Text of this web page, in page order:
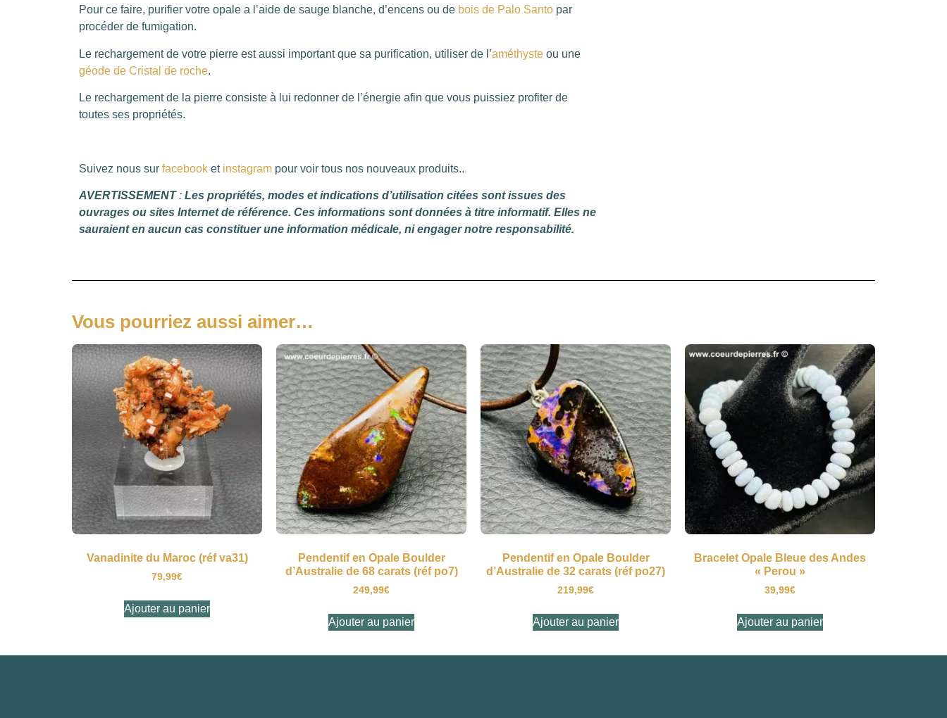
Pour ce faire, purifier votre opale a l’aide de sauge blanche, d’encens ou de bois de Palo Santo par
procéder de fumigation.
Le rechargement de votre pierre est aussi important que sa purification, utiliser de l’améthyste ou une
géode de Cristal de roche.
Le rechargement de la pierre consiste à lui redonner de l’énergie afin que vous puissiez profiter de
toutes ses propriétés.
Suivez nous sur facebook et instagram pour voir tous nos nouveaux produits..
AVERTISSEMENT: Les propriétés, modes et indications d’utilisation citées sont issues des
ouvrages ou sites Internet de référence. Ces informations sont données à titre informatif. Elles ne
sauraient en aucun cas constituer une information médicale, ni engager notre responsabilité.
Vous pourriez aussi aimer…
Vanadinite du Maroc (réf va31)
79,99€
Ajouter au panier
Pendentif en Opale Boulder
d’Australie de 68 carats (réf po7)
249,99€
Ajouter au panier
Pendentif en Opale Boulder
d’Australie de 32 carats (réf po27)
219,99€
Ajouter au panier
Bracelet Opale Bleue des Andes
« Perou »
39,99€
Ajouter au panier